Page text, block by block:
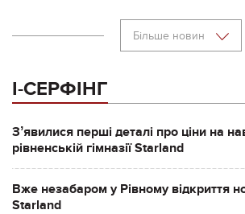
Більше новин
І-СЕРФІНГ
Зʼявилися перші деталі про ціни на
рівненській гімназії Starland
Вже незабаром у Рівному відкриття
Starland